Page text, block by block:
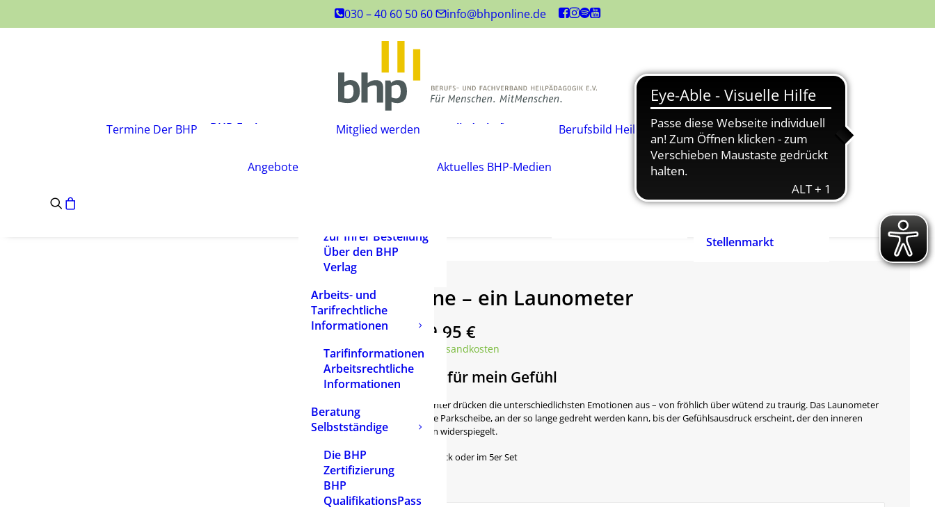
030 – 40 60 50 60 info@bhponline.de
Termine Der BHP
BHP-Fachgruppen
Satzung des BHP
Mitglied werden
Mitgliedschaft
Berufsbild Heilpädagog:in
Wie werde ich
Heilpädagog:in?
BHP-Berufsbild
Heilpädagog:in
Arbeitshilfen und
Positionspapiere
Anbieter
Stellenmarkt
Angebote
Inhouse-
Weiterbildungen
Angebot für
EAH Bildungspost
Fachliteratur
Büchershop
zur Ihrer Bestellung
Über den BHP
Verlag
Arbeits- und
Tarifrechtliche
Informationen
Tarifinformationen
Arbeitsrechtliche
Informationen
Beratung
Selbstständige
Die BHP
Zertifizierung
BHP
QualifikationsPass
Aktuelles BHP-Medien
Barrierefreiheit ist
Tigerlaune – ein Launometer
6,95 29,95 €
inkl. MwSt. zzgl. Versandkosten
Ein Ausdruck für mein Gefühl
Die acht Tiger-Gesichter drücken die unterschiedlichsten Emotionen aus – von fröhlich über wütend zu traurig. Das Launometer
funktioniert wie eine Parkscheibe, an der so lange gedreht werden kann, bis der Gefühlsausdruck erscheint, der den inneren
Zustand am ehesten widerspiegelt.
Erhältlich als Einzelstück oder im 5er Set